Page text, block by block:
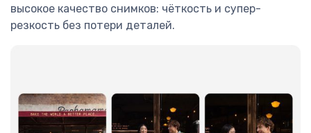
высокое качество снимков: чёткость и супер-
резкость без потери деталей.